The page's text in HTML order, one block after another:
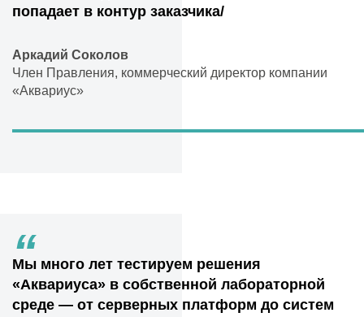
попадает в контур заказчика/
Аркадий Соколов
Член Правления, коммерческий директор компании
«Аквариус»
“
Мы много лет тестируем решения
«Аквариуса» в собственной лабораторной
среде — от серверных платформ до систем